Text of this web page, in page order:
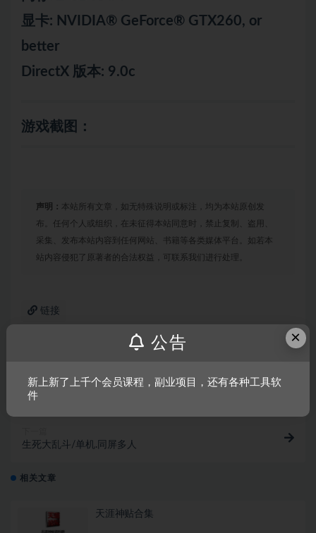
显卡: NVIDIA® GeForce® GTX260, or
better
DirectX 版本: 9.0c
游戏截图：
声明： 本站所有文章，如无特殊说明或标注，均为本站原创发
布。任何个人或组织，在未征得本站同意时，禁止复制、盗用、
采集、发布本站内容到任何网站、书籍等各类媒体平台。如若本
站内容侵犯了原著者的合法权益，可联系我们进行处理。
链接
月姬格斗：Type Lumina
生死大乱斗/单机.同屏多人
相关文章
天涯神贴合集
×
公告
新上新了上千个会员课程，副业项目，还有各种工具软
件